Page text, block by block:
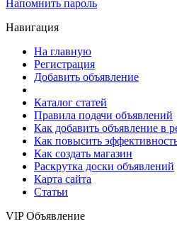
Напомнить пароль
Навигация
На главную
Регистрация
Добавить объявление
Каталог статей
Правила подачи объявлений
Как добавить объявление в
Как повысить
Как создать магазин
Раскрутка доски объявлений
Карта сайта
Статьи
VIP Объявление